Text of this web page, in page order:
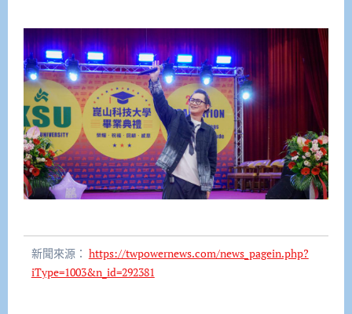
新聞來源： https://twpowernews.com/news_pagein.php?
iType=1003&n_id=292381